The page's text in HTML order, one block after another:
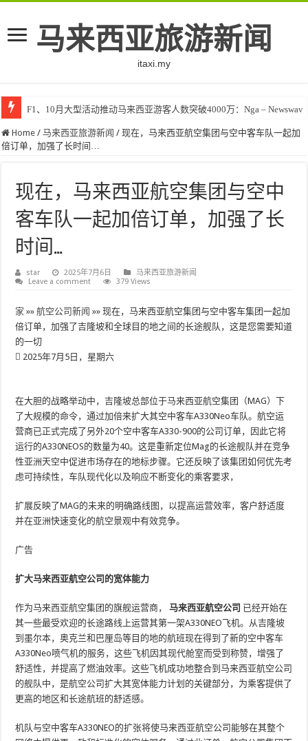
马来西亚旅游新闻
itaxi.my
F1、10月大型活动推动马来西亚游客人数突破4000万：Nga – Newswav
Home / 马来西亚旅游新闻 / 现在，马来西亚航空集团与空中客车队一起加
倍订单，加强了长时间…
现在，马来西亚航空集团与空中
客车队一起加倍订单，加强了长
时间…
star 2025年7月6日
马来西亚旅游新闻
Leave a comment
379 Views
家 »» 航空公司新闻 »» 现在，马来西亚航空集团与空中客车集团一起加
倍订单，加强了吉隆坡和全球目的地之间的长途舰队，这是您需要知道
的一切
2025年7月5日，星期六
在大胆的战略举动中，吉隆坡总部位于马来西亚航空集团（MAG）下
了大规模的命令，通过加倍来扩大其空中客车A330Neo车队。航空运
营商已正式完成了另外20个空中客车A330-900的公司订单，因此它将
运行的A330NEOS的数量为40。这是重新定位Mag的长途舰队并在竞争
性亚洲天空中促进市场存在的地标步骤。它还反映了该集团如何优先考
虑可持续性，车队现代化以及响应不断变化的乘客要求，
扩展反映了MAG的未来的明确路线图，以提高运营效率，客户舒适度
并在亚洲快速变化的航空景观中有效竞争。
广告
扩大马来西亚航空公司的宽体能力
作为马来西亚航空集团的旗舰运营商，马来西亚航空公司 已经开始在
其一些最受欢迎的长途路线上运营其第一架A330NEO飞机。从吉隆坡
到墨尔本，奥克兰和巴厘岛等目的地的航班现在得到了新的空中客车
A330Neo喷气机的服务，这些飞机因其现代舱室而受到称赞，增强了
舒适性，并提高了燃油效率。这些飞机成功地整合到马来西亚航空公司
的舰队中，是航空公司扩大其宽体能力计划的关键部分，为乘客提供了
更高的地区和长途航班的舒适感。
机队与空中客车A330NEO的扩张将使马来西亚航空公司能够在其整个